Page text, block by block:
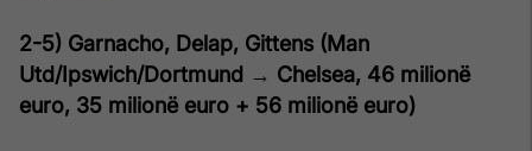
2-5) Garnacho, Delap, Gittens (Man
Utd/Ipswich/Dortmund → Chelsea, 46 milionë
euro, 35 milionë euro + 56 milionë euro)